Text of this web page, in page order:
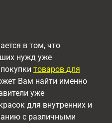
в том, что
нужд уже
товаров для
Вам найти именно
уже
для внутренних и
с различными